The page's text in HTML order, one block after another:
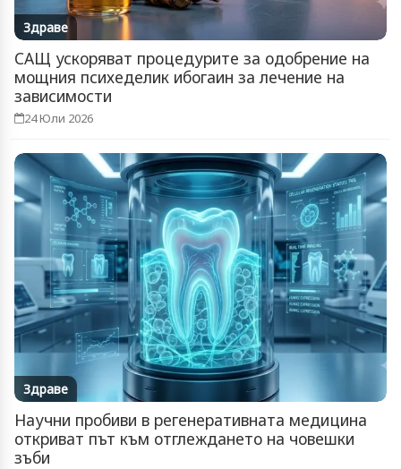
Здраве
САЩ ускоряват процедурите за одобрение на
мощния психеделик ибогаин за лечение на
зависимости
24 Юли 2026
Здраве
Научни пробиви в регенеративната медицина
откриват път към отглеждането на човешки
зъби